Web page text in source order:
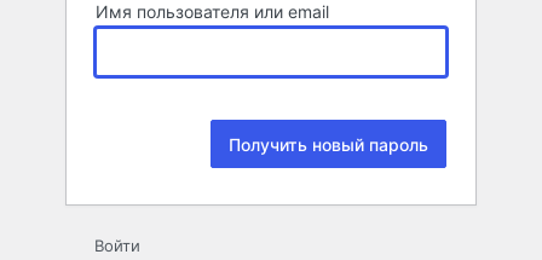
Имя пользователя или email
Войти